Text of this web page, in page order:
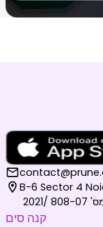
B-6 Sector 4
קנה סים